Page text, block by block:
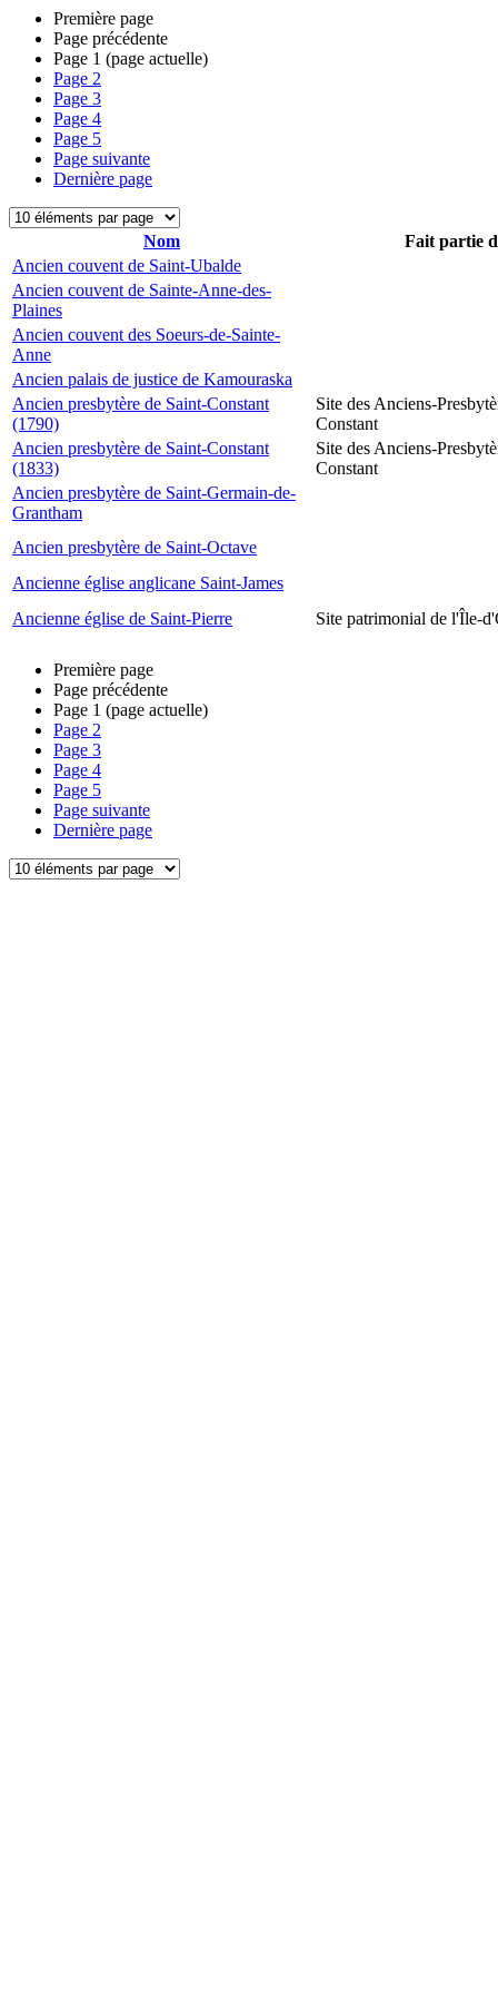
Première page
Page précédente
Page 1 (page actuelle)
Page 2
Page 3
Page 4
Page 5
Page suivante
Dernière page
Nom
Fait partie
Ancien couvent de Saint-Ubalde
Ancien couvent de Sainte-Anne-des-
Plaines
Ancien couvent des Soeurs-de-Sainte-
Anne
Ancien palais de justice de Kamouraska
Ancien presbytère de Saint-Constant
(1790)
Site des Anciens-
Constant
Ancien presbytère de Saint-Constant
(1833)
Site des Anciens-
Constant
Ancien presbytère de Saint-Germain-de-
Grantham
Ancien presbytère de Saint-Octave
Ancienne église anglicane Saint-James
Ancienne église de Saint-Pierre
Site patrimonial de l'Île-
Première page
Page précédente
Page 1 (page actuelle)
Page 2
Page 3
Page 4
Page 5
Page suivante
Dernière page